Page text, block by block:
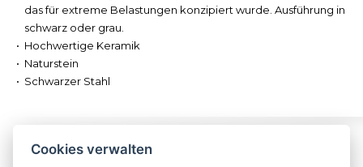
das für extreme Belastungen konzipiert wurde. Ausführung in
schwarz oder grau.
Hochwertige Keramik
Naturstein
Schwarzer Stahl
Impressum Kontakt
Cookies verwalten